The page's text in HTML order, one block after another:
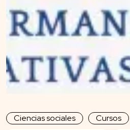
Ciencias sociales Cursos